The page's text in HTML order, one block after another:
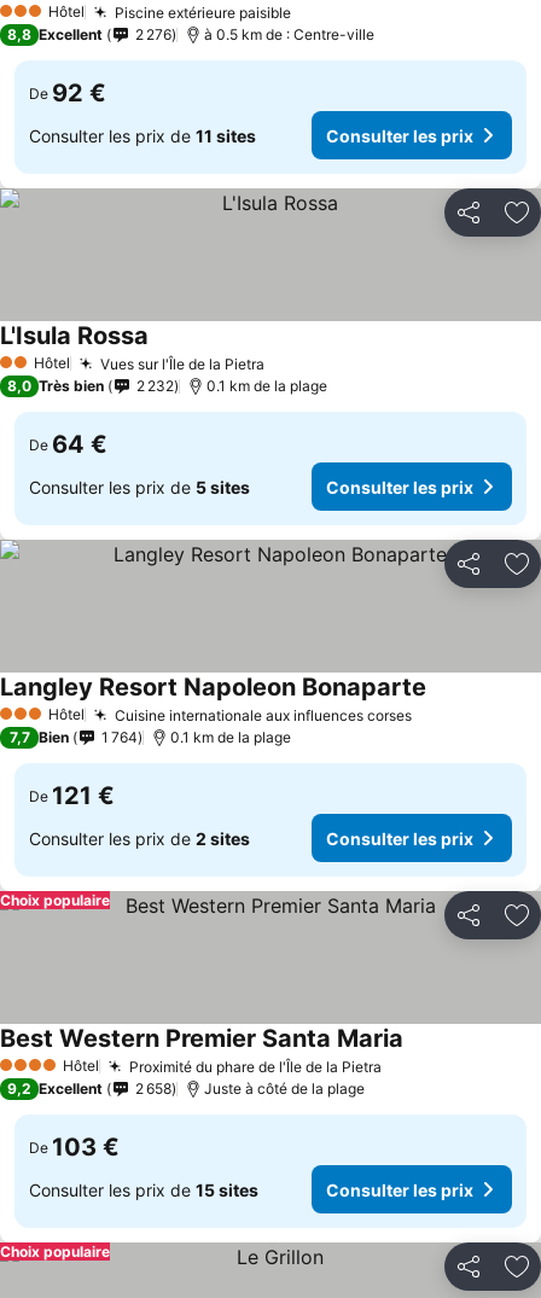
3 ÉtoilesHôtel Piscine extérieure paisible
8,8 Excellent 2 276 à 0.5 km de : Centre-ville
De 92 €
Consulter les prix de 11 sites Consulter les prix
Partager
2 Étoiles
Hôtel Vues sur l'Île de la Pietra
L'Isula Rossa
8,0 Très bien 2 232 0.1 km de la plage
De 64 €
Consulter les prix de 5 sites Consulter les prix
Partager
3 ÉtoilesHôtel Cuisine internationale aux influences corses
Langley Resort Napoleon Bonaparte
7,7 Bien 1 764 0.1 km de la plage
De 121 €
Consulter les prix de 2 sites Consulter les prix
Partager
Choix populaire
4 Étoiles Hôtel Proximité du phare de l'Île de la Pietra
Best Western Premier Santa Maria
9,2 Excellent 2 658 Juste à côté de la plage
De 103 €
Consulter les prix de 15 sites Consulter les prix
Partager
Choix populaire